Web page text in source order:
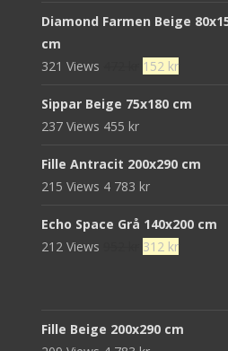
priset
680 kr.
priset
439 kr.
Diamond Farmen Beige
cm
321 Views
Det
priset
152 krDet
priset
Sippar Beige 75x180 cm
237 Views 455 kr
Fille Antracit 200x290 cm
215 Views 4 783 kr
Echo Space Grå 140x200 cm
212 Views
Det
952 kr.
312 krDet
312 kr.
Fille Beige 200x290 cm